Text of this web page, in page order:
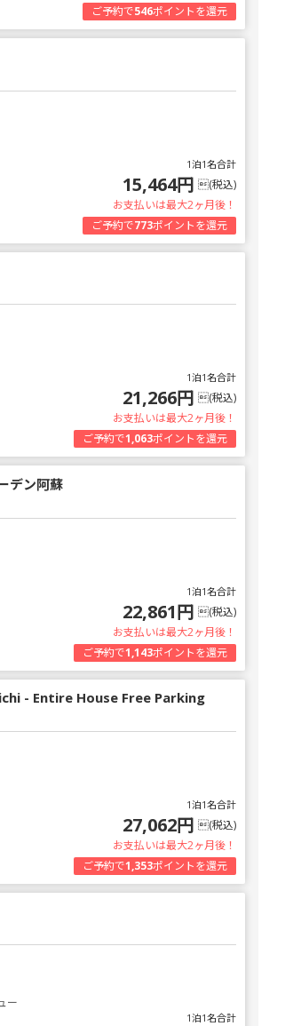
ご予約で546ポイントを還元
1泊1名合計
15,464円 (税込)
お支払いは最大2ヶ月後！
ご予約で773ポイントを還元
1泊1名合計
21,266円 (税込)
お支払いは最大2ヶ月後！
ご予約で1,063ポイントを還元
デン阿蘇
1泊1名合計
22,861円 (税込)
お支払いは最大2ヶ月後！
ご予約で1,143ポイントを還元
- Entire House Free Parking
1泊1名合計
27,062円 (税込)
お支払いは最大2ヶ月後！
ご予約で1,353ポイントを還元
ー
1泊1名合計